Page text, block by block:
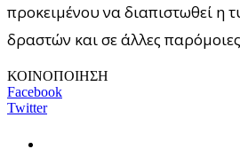
προκειμένου να διαπιστωθεί η
δραστών και σε άλλες
ΚΟΙΝΟΠΟΙΗΣΗ
Facebook
Twitter